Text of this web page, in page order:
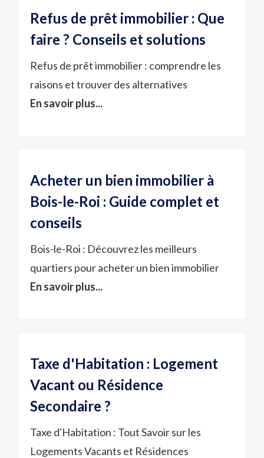
Refus de prêt immobilier : Que
faire ? Conseils et solutions
Refus de prêt immobilier : comprendre les
raisons et trouver des alternatives
En savoir plus...
Acheter un bien immobilier à
Bois-le-Roi : Guide complet et
conseils
Bois-le-Roi : Découvrez les meilleurs
quartiers pour acheter un bien immobilier
En savoir plus...
Taxe d'Habitation : Logement
Vacant ou Résidence
Secondaire ?
Taxe d'Habitation : Tout Savoir sur les
Logements Vacants et Résidences